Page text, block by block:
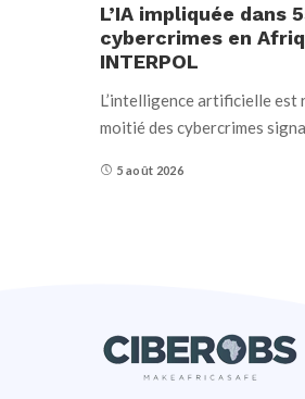
L’IA impliquée dans
cybercrimes en
INTERPOL
L’intelligence artificielle est
moitié des cybercrimes
5 août 2026